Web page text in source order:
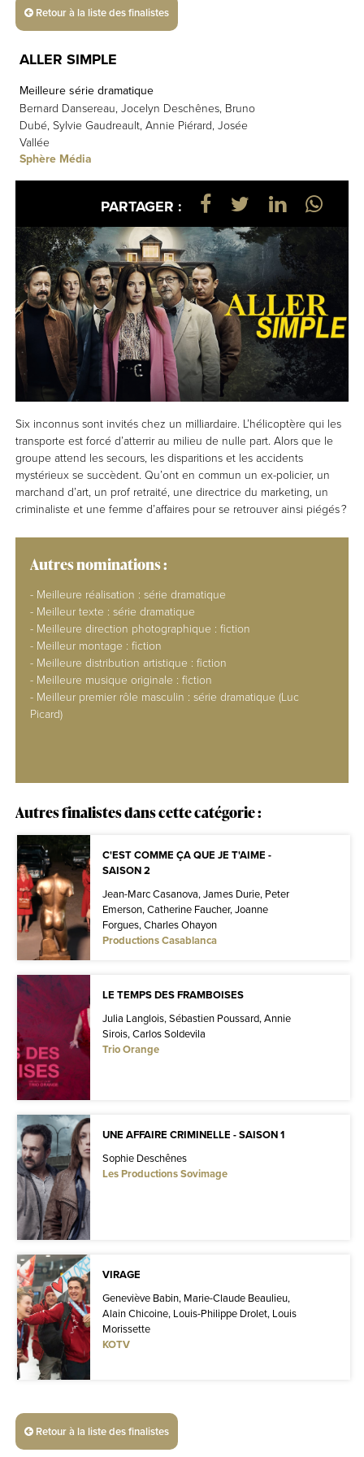
Retour à la liste des finalistes
ALLER SIMPLE
Meilleure série dramatique
Bernard Dansereau, Jocelyn Deschênes, Bruno
Dubé, Sylvie Gaudreault, Annie Piérard, Josée
Vallée
Sphère Média
PARTAGER :
Six inconnus sont invités chez un milliardaire. L’hélicoptère qui les
transporte est forcé d’atterrir au milieu de nulle part. Alors que le
groupe attend les secours, les disparitions et les accidents
mystérieux se succèdent. Qu’ont en commun un ex-policier, un
marchand d’art, un prof retraité, une directrice du marketing, un
criminaliste et une femme d’affaires pour se retrouver ainsi piégés ?
Autres nominations :
- Meilleure réalisation : série dramatique
- Meilleur texte : série dramatique
- Meilleure direction photographique : fiction
- Meilleur montage : fiction
- Meilleure distribution artistique : fiction
- Meilleure musique originale : fiction
- Meilleur premier rôle masculin : série dramatique (Luc
Picard)
Autres finalistes dans cette catégorie :
C'EST COMME ÇA QUE JE T'AIME -
SAISON 2
Jean-Marc Casanova, James Durie, Peter
Emerson, Catherine Faucher, Joanne
Forgues, Charles Ohayon
Productions Casablanca
LE TEMPS DES FRAMBOISES
Julia Langlois, Sébastien Poussard, Annie
Sirois, Carlos Soldevila
Trio Orange
UNE AFFAIRE CRIMINELLE - SAISON 1
Sophie Deschênes
Les Productions Sovimage
VIRAGE
Geneviève Babin, Marie-Claude Beaulieu,
Alain Chicoine, Louis-Philippe Drolet, Louis
Morissette
KOTV
Retour à la liste des finalistes